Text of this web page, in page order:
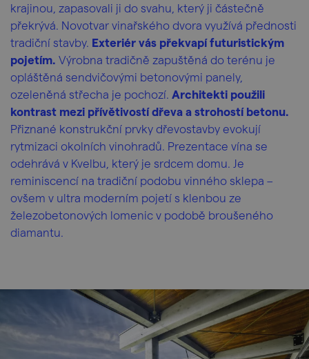
krajinou, zapasovali ji do svahu, který ji částečně
překrývá. Novotvar vinařského dvora využívá přednosti
tradiční stavby. Exteriér vás překvapí futuristickým
pojetím. Výrobna tradičně zapuštěná do terénu je
opláštěná sendvičovými betonovými panely,
ozeleněná střecha je pochozí. Architekti použili
kontrast mezi přívětivostí dřeva a strohostí betonu.
Přiznané konstrukční prvky dřevostavby evokují
rytmizaci okolních vinohradů. Prezentace vína se
odehrává v Kvelbu, který je srdcem domu. Je
reminiscencí na tradiční podobu vinného sklepa –
ovšem v ultra moderním pojetí s klenbou ze
železobetonových lomenic v podobě broušeného
diamantu.